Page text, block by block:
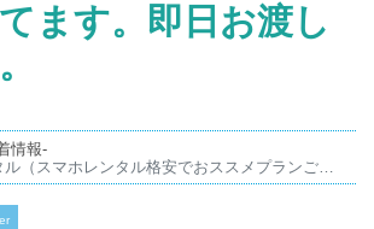
ます。即日お渡し
情報-
レンタル格安でおススメプランご用意してます。即日お渡し可能です。